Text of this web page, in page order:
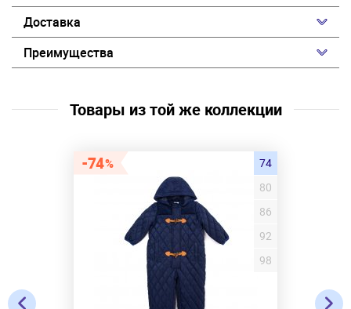
позволяющие фиксировать их на ногах и сапогах, – все это
оценит не только мама, но и сам ребенок уже во время первой
прогулки!
Доставка
Преимущества
Товары из той же коллекции
74
74
80
86
92
98